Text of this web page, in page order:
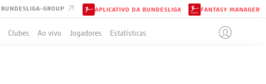
BUNDESLIGA-GROUP APLICATIVO DA BUNDESLIGA FANTASY MANAGER
Clubes Ao vivo Jogadores Estatísticas